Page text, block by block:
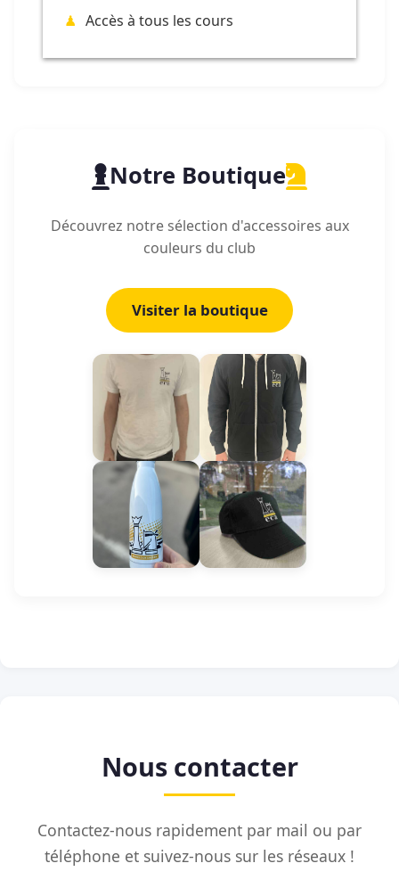
Accès à tous les cours
Notre Boutique
Découvrez notre sélection d'accessoires aux
couleurs du club
Visiter la boutique
Nous contacter
Contactez-nous rapidement par mail ou par
téléphone et suivez-nous sur les réseaux !